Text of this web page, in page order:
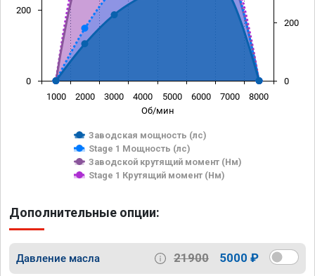
Об/мин
Заводская мощность (лс)
Stage 1 Мощность (лс)
Заводской крутящий момент (Нм)
Stage 1 Крутящий момент (Нм)
1000 2000 3000 4000 5000 6000 7000 8000
0
200
0
200
Дополнительные опции:
Давление масла 21900 5000 ₽